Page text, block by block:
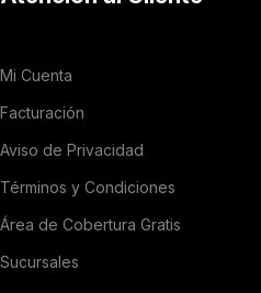
Mi Cuenta
Facturación
Aviso de Privacidad
Términos y Condiciones
Área de Cobertura Gratis
Sucursales